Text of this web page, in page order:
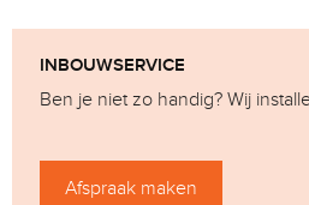
INBOUWSERVICE
Ben je niet zo handig? Wij
Afspraak maken